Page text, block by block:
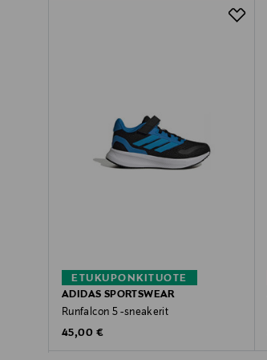
Pikatoimitus Wolt
ETUKUPONKITUOTE
ADIDAS SPORTSWEAR
Runfalcon 5 -sneakerit
Original Price
45,00 €